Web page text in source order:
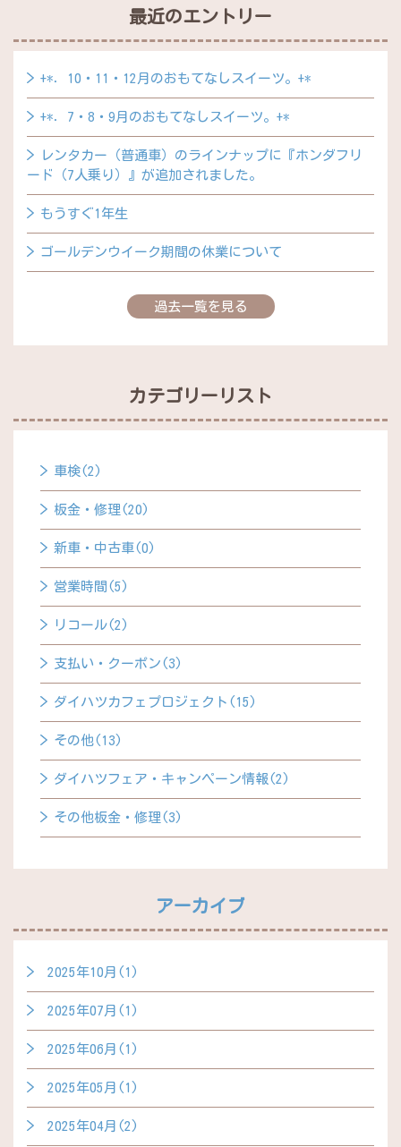
最近のエントリー
+*．10・11・12月のおもてなしスイーツ。+*
+*．7・8・9月のおもてなしスイーツ。+*
レンタカー（普通車）のラインナップに『ホンダフリ
ード（7人乗り）』が追加されました。
もうすぐ1年生
ゴールデンウイーク期間の休業について
過去一覧を見る
カテゴリーリスト
車検(2)
板金・修理(20)
新車・中古車(0)
営業時間(5)
リコール(2)
支払い・クーポン(3)
ダイハツカフェプロジェクト(15)
その他(13)
ダイハツフェア・キャンペーン情報(2)
その他板金・修理(3)
アーカイブ
2025年10月(1)
2025年07月(1)
2025年06月(1)
2025年05月(1)
2025年04月(2)